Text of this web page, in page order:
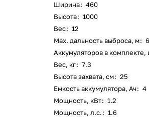
Ширина: 460
Высота: 1000
Вес: 12
Max. дальность выброса, м: 6
Аккумуляторов в комплекте,
Вес, кг: 7.3
Высота захвата, см: 25
Емкость аккумулятора, Ач: 4
Мощность, кВт: 1.2
Мощность, л.с.: 1.6
Оплачивайте сегодня только
% картой любого банка
Получайте товарвыбранный
Оставшиеся75% будутсписываться
с вашей картыпо25% каждые 2